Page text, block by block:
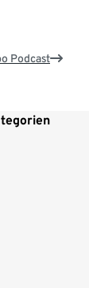
Podcast